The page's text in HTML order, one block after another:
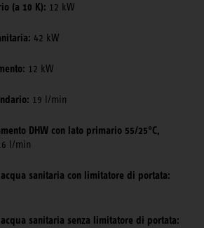
(a 10 K): 12 kW
42 kW
12 kW
19 l/min
DHW con lato primario 55/25°C,
l/min
sanitaria con limitatore di portata:
sanitaria senza limitatore di portata: